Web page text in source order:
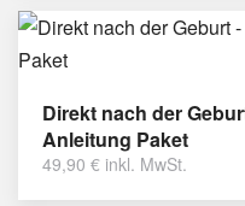
Direkt nach der
Anleitung Paket
49,90 € inkl. MwSt.